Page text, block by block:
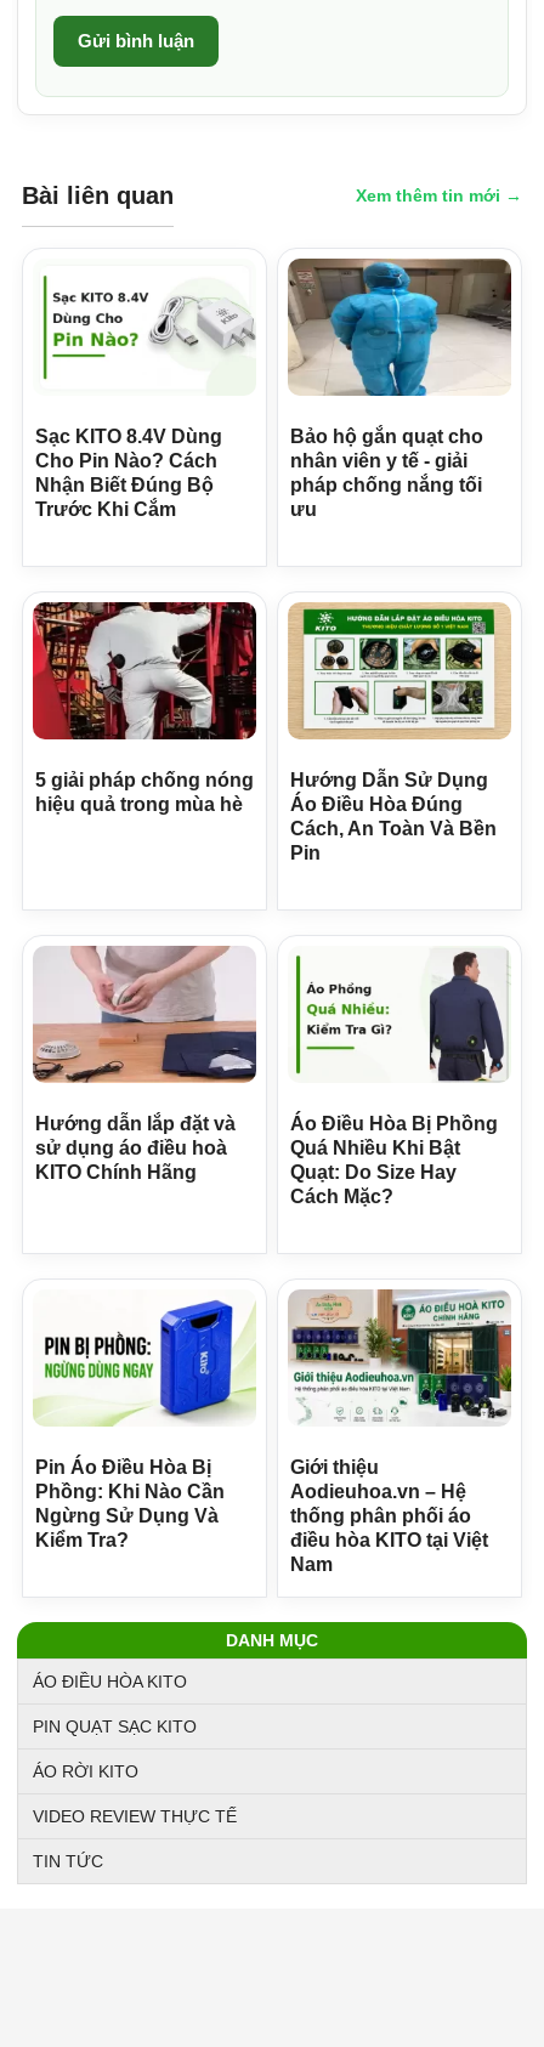
Gửi bình luận
Bài liên quan Xem thêm tin mới →
Sạc KITO 8.4V Dùng
Cho Pin Nào? Cách
Nhận Biết Đúng Bộ
Trước Khi Cắm
Bảo hộ gắn quạt cho
nhân viên y tế - giải
pháp chống nắng tối
ưu
5 giải pháp chống nóng
hiệu quả trong mùa hè
Hướng Dẫn Sử Dụng
Áo Điều Hòa Đúng
Cách, An Toàn Và Bền
Pin
Hướng dẫn lắp đặt và
sử dụng áo điều hoà
KITO Chính Hãng
Áo Điều Hòa Bị Phồng
Quá Nhiều Khi Bật
Quạt: Do Size Hay
Cách Mặc?
Pin Áo Điều Hòa Bị
Phồng: Khi Nào Cần
Ngừng Sử Dụng Và
Kiểm Tra?
Giới thiệu
Aodieuhoa.vn – Hệ
thống phân phối áo
điều hòa KITO tại Việt
Nam
DANH MỤC
ÁO ĐIỀU HÒA KITO
PIN QUẠT SẠC KITO
ÁO RỜI KITO
VIDEO REVIEW THỰC TẾ
TIN TỨC